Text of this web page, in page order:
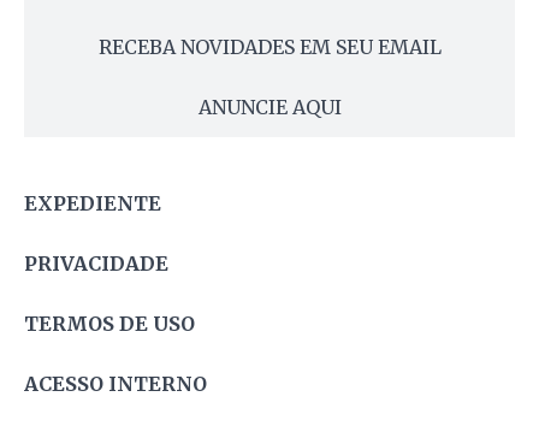
RECEBA NOVIDADES EM SEU EMAIL
ANUNCIE AQUI
EXPEDIENTE
PRIVACIDADE
TERMOS DE USO
ACESSO INTERNO